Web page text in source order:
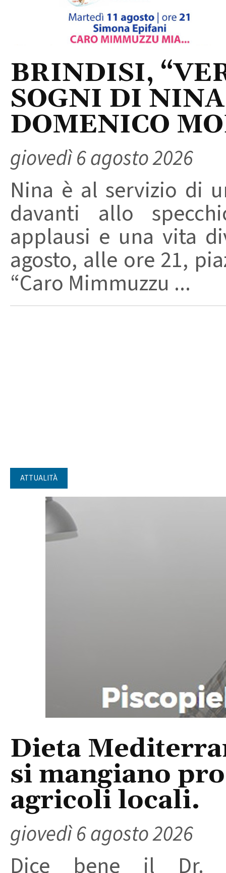
BRINDISI,
SOGNI DI
DOMENICO
giovedì 6 agosto 2026
Nina è al servizio di
davanti allo
applausi e una vita
agosto, alle ore 21,
“Caro Mimmuzzu ...
ATTUALITÀ
Dieta
si mangiano
agricoli locali.
giovedì 6 agosto 2026
Dice bene il Dr.